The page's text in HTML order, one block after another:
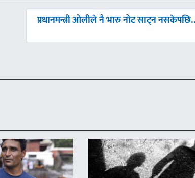
अघिल्लाे
प्रधानमन्त्री ओलीले नै भारु नोट साट्न